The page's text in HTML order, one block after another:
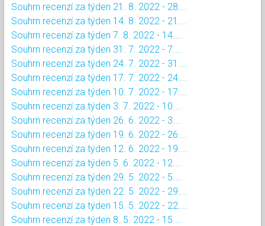
Souhrn recenzí za týden 21. 8. 2022 - 28....
Souhrn recenzí za týden 14. 8. 2022 - 21....
Souhrn recenzí za týden 7. 8. 2022 - 14....
Souhrn recenzí za týden 31. 7. 2022 - 7....
Souhrn recenzí za týden 24. 7. 2022 - 31....
Souhrn recenzí za týden 17. 7. 2022 - 24....
Souhrn recenzí za týden 10. 7. 2022 - 17....
Souhrn recenzí za týden 3. 7. 2022 - 10....
Souhrn recenzí za týden 26. 6. 2022 - 3....
Souhrn recenzí za týden 19. 6. 2022 - 26....
Souhrn recenzí za týden 12. 6. 2022 - 19....
Souhrn recenzí za týden 5. 6. 2022 - 12....
Souhrn recenzí za týden 29. 5. 2022 - 5....
Souhrn recenzí za týden 22. 5. 2022 - 29....
Souhrn recenzí za týden 15. 5. 2022 - 22....
Souhrn recenzí za týden 8. 5. 2022 - 15....